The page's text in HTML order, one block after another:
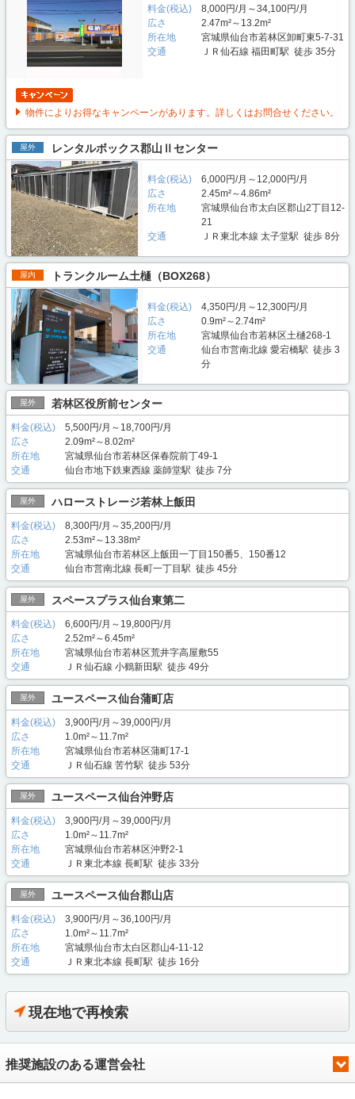
料金(税込)
8,000円/月～34,100円/月
広さ
2.47m²～13.2m²
所在地
宮城県仙台市若林区卸町東5-7-31
交通
ＪＲ仙石線 福田町駅 徒歩 35分
物件によりお得なキャンペーンがあります。詳しくはお問合せください。
屋外 レンタルボックス郡山Ⅱセンター
料金(税込)
6,000円/月～12,000円/月
広さ
2.45m²～4.86m²
所在地
宮城県仙台市太白区郡山2丁目12-
21
交通
ＪＲ東北本線 太子堂駅 徒歩 8分
屋内 トランクルーム土樋（BOX268）
料金(税込)
4,350円/月～12,300円/月
広さ
0.9m²～2.74m²
所在地
宮城県仙台市若林区土樋268-1
交通
仙台市営南北線 愛宕橋駅 徒歩 3
分
屋外 若林区役所前センター
料金(税込)
5,500円/月～18,700円/月
広さ
2.09m²～8.02m²
所在地
宮城県仙台市若林区保春院前丁49-1
交通
仙台市地下鉄東西線 薬師堂駅 徒歩 7分
屋外 ハローストレージ若林上飯田
料金(税込)
8,300円/月～35,200円/月
広さ
2.53m²～13.38m²
所在地
宮城県仙台市若林区上飯田一丁目150番5、150番12
交通
仙台市営南北線 長町一丁目駅 徒歩 45分
屋外 スペースプラス仙台東第二
料金(税込)
6,600円/月～19,800円/月
広さ
2.52m²～6.45m²
所在地
宮城県仙台市若林区荒井字高屋敷55
交通
ＪＲ仙石線 小鶴新田駅 徒歩 49分
屋外 ユースペース仙台蒲町店
料金(税込)
3,900円/月～39,000円/月
広さ
1.0m²～11.7m²
所在地
宮城県仙台市若林区蒲町17-1
交通
ＪＲ仙石線 苦竹駅 徒歩 53分
屋外 ユースペース仙台沖野店
料金(税込)
3,900円/月～39,000円/月
広さ
1.0m²～11.7m²
所在地
宮城県仙台市若林区沖野2-1
交通
ＪＲ東北本線 長町駅 徒歩 33分
屋外 ユースペース仙台郡山店
料金(税込)
3,900円/月～36,100円/月
広さ
1.0m²～11.7m²
所在地
宮城県仙台市太白区郡山4-11-12
交通
ＪＲ東北本線 長町駅 徒歩 16分
現在地で再検索
推奨施設のある運営会社